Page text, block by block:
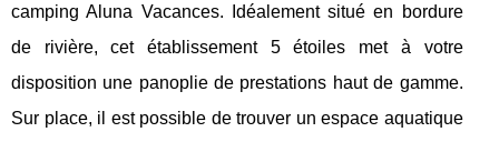
camping Aluna Vacances. Idéalement situé en bordure
de rivière, cet établissement 5 étoiles met à votre
disposition une panoplie de prestations haut de gamme.
Sur place, il est possible de trouver un espace aquatique